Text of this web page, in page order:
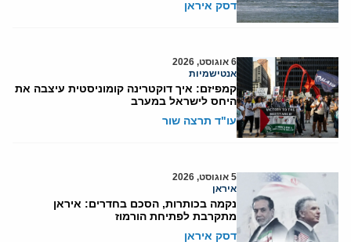
דסק איראן
6 אוגוסט, 2026
אנטישמיות
קמפיזם: איך דוקטרינה קומוניסטית עיצבה את
היחס לישראל במערב
עו"ד תרצה שור
5 אוגוסט, 2026
איראן
נקמה בכותרות, הסכם בחדרים: איראן
מתקרבת לפתיחת הורמוז
דסק איראן